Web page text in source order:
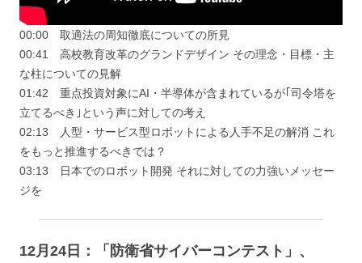
00:00 取適法の周知徹底についての所見
00:41 高校教育改革のグランドデザイン その理念・目標・主
な柱についての見解
01:42 重点投資対象にAI・半導体が含まれているが｢司令塔を
立てるべき｣という声に対しての考え
02:13 人型・サービス型ロボットによる人手不足の解消 これ
をもっと推進するべきでは？
03:13 日本でのロボット開発 それに対しての力強いメッセー
ジを
12月24日：「防衛省サイバーコンテスト」、